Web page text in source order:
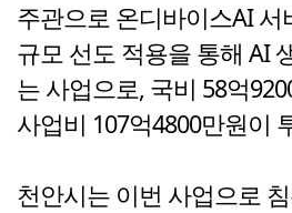
주관으로 온디바이스AI 서
규모 선도 적용을 통해 AI
는 사업으로, 국비 58억
사업비 107억4800만원이
천안시는 이번 사업으로